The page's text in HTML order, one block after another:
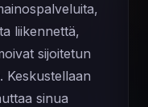
liikennettä,
sijoitetun
Keskustellaan
sinua